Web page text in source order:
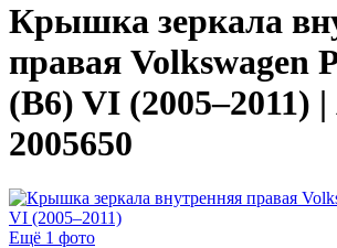
Крышка зеркала
правая Volkswagen
(B6) VI (2005–2011)
2005650
Ещё 1 фото